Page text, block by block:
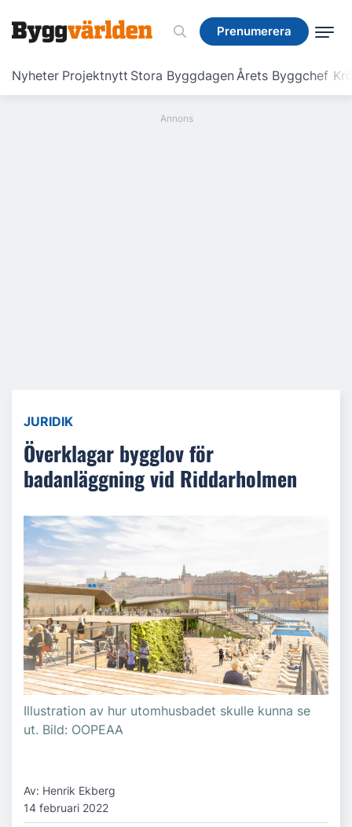
Prenumerera
Nyheter Projektnytt Stora ByggdagenÅrets Byggchef
Prenumerera
JURIDIK
Överklagar bygglov för
badanläggning vid Riddarholmen
Illustration av hur utomhusbadet skulle kunna se
ut. Bild: OOPEAA
Av: Henrik Ekberg
14 februari 2022